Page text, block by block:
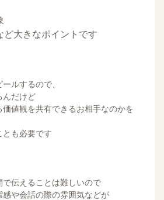
ど大きなポイントです
ルするので、
んだけど
値観を共有できるお相手なのかを
とも必要です
伝えることは難しいので
や会話の際の雰囲気などが